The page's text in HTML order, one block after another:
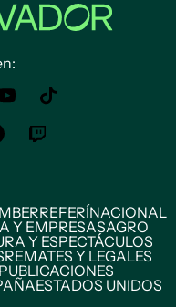
REFERÍNACIONAL
Y EMPRESASAGRO
Y ESPECTÁCULOS
REMATES Y LEGALES
PUBLICACIONES
ESTADOS UNIDOS